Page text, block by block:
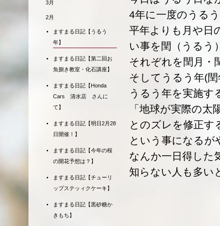
4年に一度のうる
平年よりも月や日
い事を閏（うるう
それぞれを閏月・
そしてうるう年(
うるう年を実施す
「地球が実際の
とのズレを修正す
という事になるが
なんか一日得した
知らない人も多い
3月
2月
ますまる日記【うるう
年】
ますまる日記【第二回お
魚捌き教室・化石講座】
ますまる日記【Honda
Cars 清水店 さんに
て】
ますまる日記【明日2月28
日開催！】
ますまる日記【今年の桜
の開花予想は？】
ますまる日記【チューリ
ップステッィクケーキ】
ますまる日記【黒砂糖か
きもち】